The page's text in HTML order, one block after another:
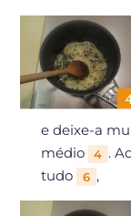
e deixe-a
médio
4 .
tudo
6 ,